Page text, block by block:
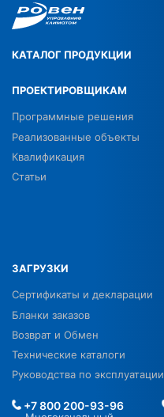
КАТАЛОГ ПРОДУКЦИИ
ПРОЕКТИРОВЩИКАМ
Программные решения
Реализованные объекты
Квалификация
Статьи
ЗАГРУЗКИ
Сертификаты и декларации
Бланки заказов
Возврат и Обмен
Технические каталоги
Руководства по эксплуатации
+7 800 200-93-96